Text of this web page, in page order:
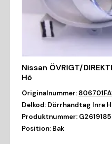
Nissan ÖVRIGT/
Hö
Originalnummer:
Delkod: Dörrhandtag Inre
Produktnummer: G2619185
Position: Bak